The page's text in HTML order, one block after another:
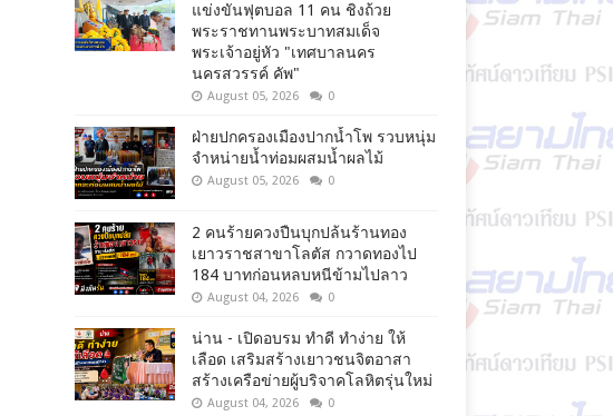
แข่งขันฟุตบอล 11 คน ชิงถ้วย
พระราชทานพระบาทสมเด็จ
พระเจ้าอยู่หัว "เทศบาลนคร
นครสวรรค์ คัพ"
August 05, 2026 0
ฝ่ายปกครองเมืองปากน้ำโพ รวบหนุ่ม
จำหน่ายน้ำท่อมผสมน้ำผลไม้
August 05, 2026 0
2 คนร้ายควงปืนบุกปล้นร้านทอง
เยาวราชสาขาโลตัส กวาดทองไป
184 บาทก่อนหลบหนีข้ามไปลาว
August 04, 2026 0
น่าน - เปิดอบรม ทำดี ทำง่าย ให้
เลือด เสริมสร้างเยาวชนจิตอาสา
สร้างเครือข่ายผู้บริจาคโลหิตรุ่นใหม่
August 04, 2026 0